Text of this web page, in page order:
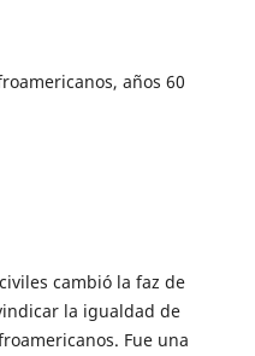
años 60
cambió la faz de
la igualdad de
Fue una